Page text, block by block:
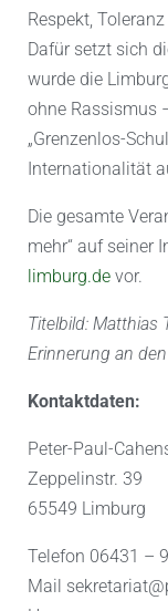
Respekt,
Dafür setzt sich
wurde die
ohne Rassismus
„Grenzenlos-
Internationalität
Die gesamte
mehr“ auf seiner
limburg.de vor.
Titelbild: Matthias
Erinnerung an
Kontaktdaten:
Peter-Paul-
Zeppelinstr. 39
65549 Limburg
Telefon 06431 –
Mail